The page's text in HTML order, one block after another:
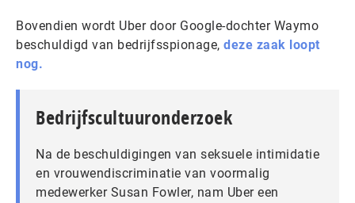
Bovendien wordt Uber door Google-dochter Waymo
beschuldigd van bedrijfsspionage, deze zaak loopt
nog.
Bedrijfscultuuronderzoek
Na de beschuldigingen van seksuele intimidatie
en vrouwendiscriminatie van voormalig
medewerker Susan Fowler, nam Uber een